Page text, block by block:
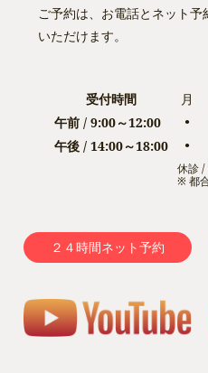
ご予約は、お電話とネット
いただけます。
受付時間 月
午前 / 9:00～12:00
●
午後 / 14:00～18:00 ●
休診 /
※ 都
２４時間ネット予約